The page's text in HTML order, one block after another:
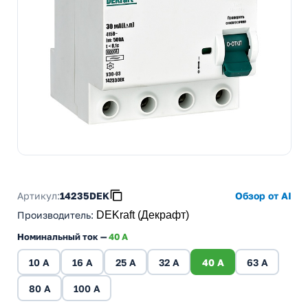
Артикул:14235DEK
Обзор от AI
Производитель: DEKraft (Декрафт)
Номинальный ток —40 A
10 A 16 A 25 A 32 A 40 A 63 A
80 A 100 A